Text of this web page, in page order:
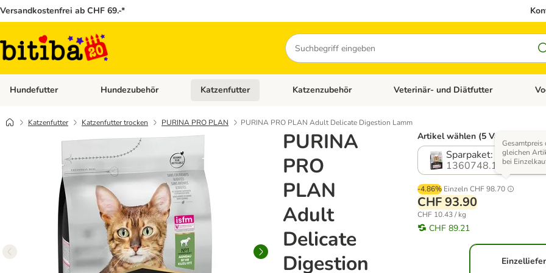
Versandkostenfrei ab CHF 69.-*
Suchen
Hundefutter Kategorie-Menü öffnen: Hundefutter
Hundezubehör Kategorie-Menü öffnen: Hundezubehör
Katzenfutter Kategorie-Menü öffnen: Katzenfutter
Katzenzubehör Kategorie-Menü öffnen: Katzenzubehör
Veterinär- und Diätfutter
Katzenfutter Katzenfutter trocken PURINA PRO PLAN PURINA PRO PLAN Adult Delicate Digestion Lamm
PURINA
PRO
PLAN
Adult
Delicate
Digestion
Artikel wählen (5 Varianten)
Sparpaket: 3 x 3 kg
1360748.1
-4.86% Einzeln CHF 98.70
Gesamtpreis
gleichen
bei
CHF 93.90
CHF 10.43 / kg
CHF 89.21